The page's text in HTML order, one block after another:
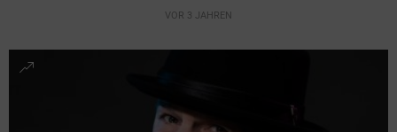
VOR 3 JAHREN